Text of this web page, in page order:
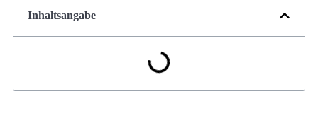
Inhaltsangabe